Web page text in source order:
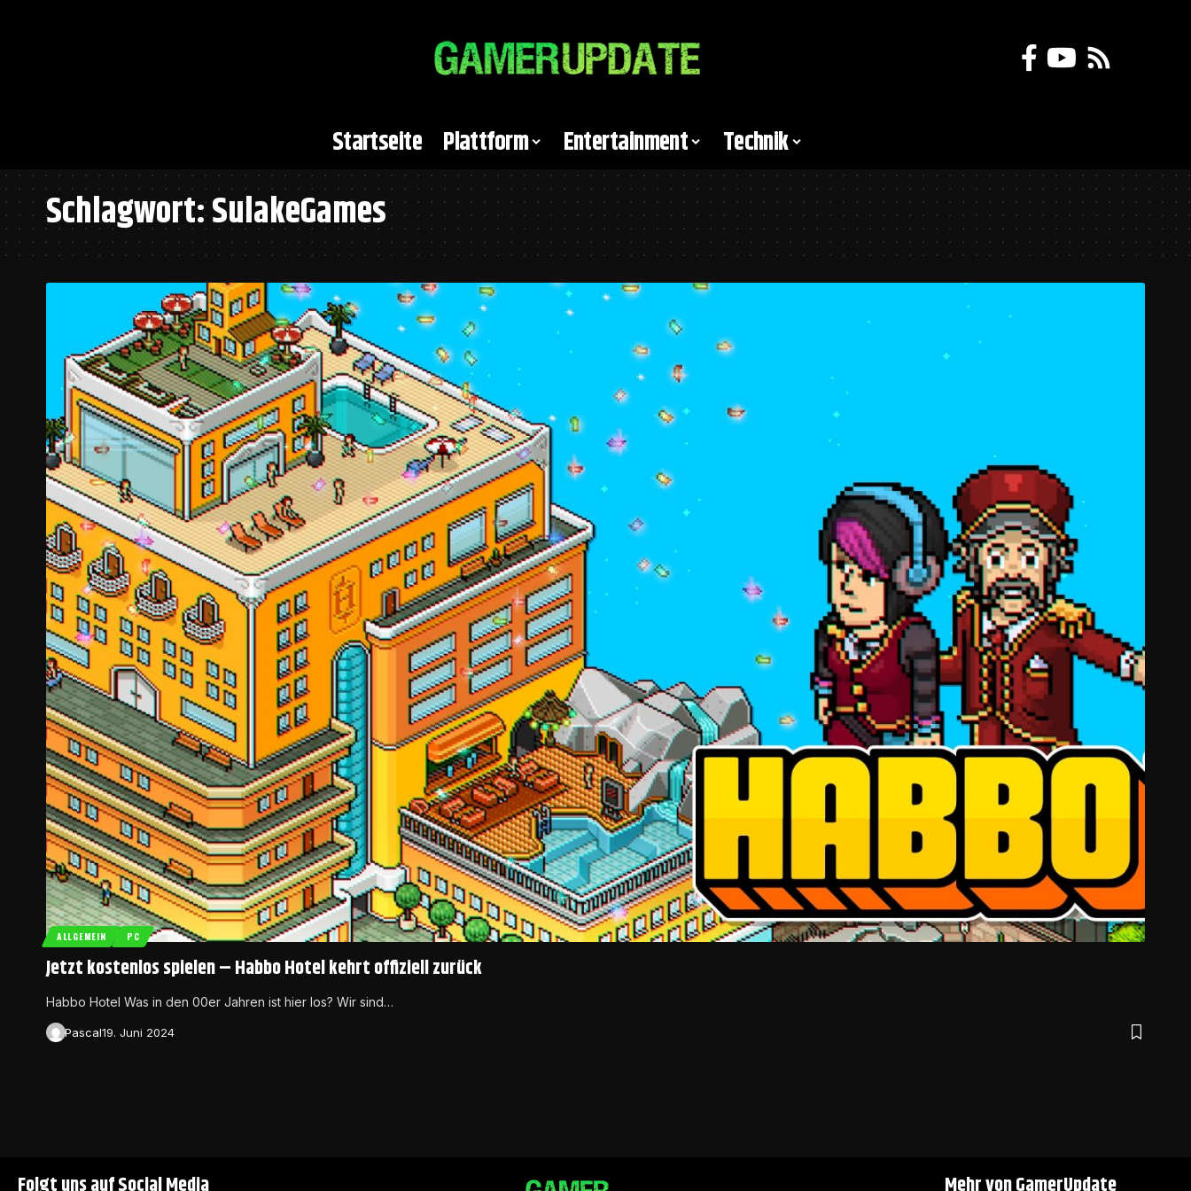
Startseite Plattform Entertainment Technik
Schlagwort:SulakeGames
ALLGEMEIN PC
Jetzt kostenlos spielen – Habbo Hotel kehrt offiziell zurück
Habbo Hotel Was in den 00er Jahren ist hier los? Wir sind…
Pascal19. Juni 2024